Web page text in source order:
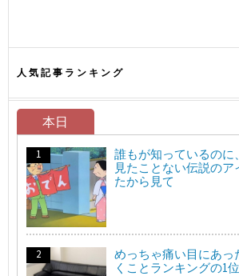
人気記事ランキング
本日
誰もが知っているのに
見たことない伝説のア
たから見て
めっちゃ痛い目にあっ
くことランキングの1